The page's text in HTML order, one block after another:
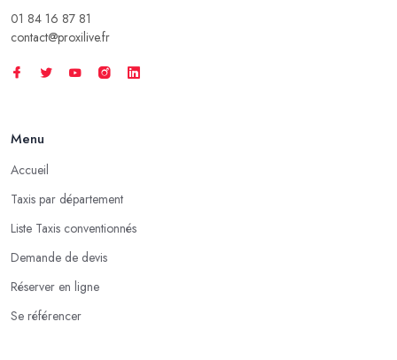
01 84 16 87 81
contact@proxilive.fr
Menu
Accueil
Taxis par département
Liste Taxis conventionnés
Demande de devis
Réserver en ligne
Se référencer